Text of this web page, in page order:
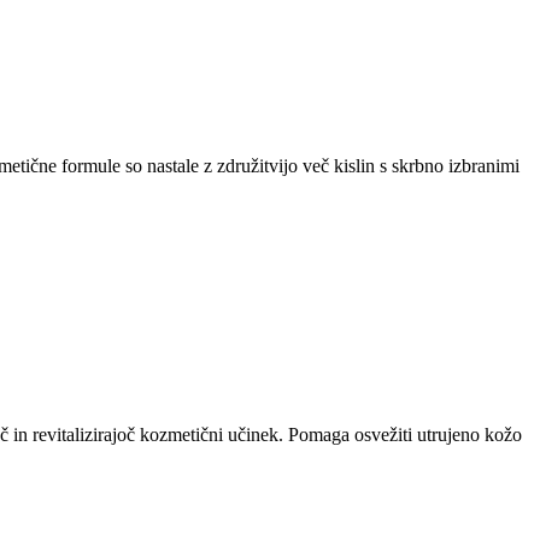
formule so nastale z združitvijo več kislin s skrbno izbranimi
revitalizirajoč kozmetični učinek. Pomaga osvežiti utrujeno kožo